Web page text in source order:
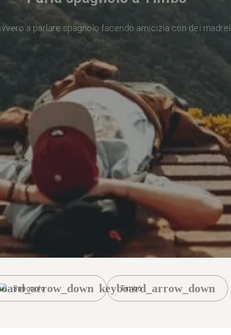
a parlare spagnolo facendo amicizia con dei
Spagnolo Timbó
keyboard_arrow_down